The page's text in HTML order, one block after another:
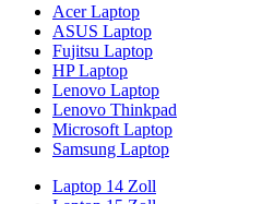
Acer Laptop
ASUS Laptop
Fujitsu Laptop
HP Laptop
Lenovo Laptop
Lenovo Thinkpad
Microsoft Laptop
Samsung Laptop
Laptop 14 Zoll